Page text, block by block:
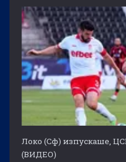
Локо (Сф) изпускаше,
(ВИДЕО)